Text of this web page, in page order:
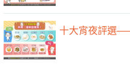
十大宵夜評選